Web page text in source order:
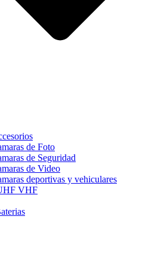
de Foto
de Seguridad
de Video
deportivas y vehiculares
VHF